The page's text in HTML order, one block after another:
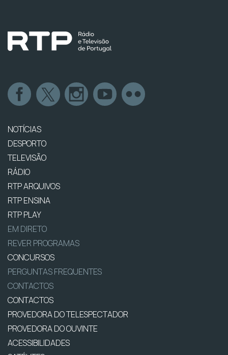
NOTÍCIAS
DESPORTO
TELEVISÃO
RÁDIO
RTP ARQUIVOS
RTP ENSINA
RTP PLAY
EM DIRETO
REVER PROGRAMAS
CONCURSOS
PERGUNTAS FREQUENTES
CONTACTOS
CONTACTOS
PROVEDORA DO TELESPECTADOR
PROVEDORA DO OUVINTE
ACESSIBILIDADES